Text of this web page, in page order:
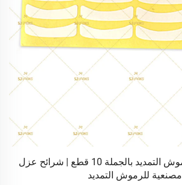
أقراص ورقية للرموش التمديد بالجملة 10 قطع | شرائح عزل
مصنعية للرموش التمديد